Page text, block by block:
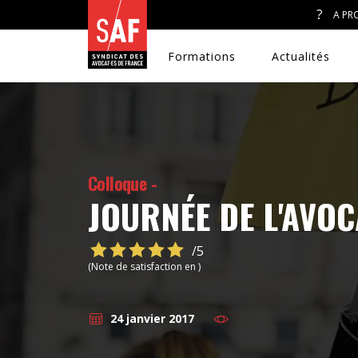
A
Formations Actualités
CONGRÈS DU SAF
DÉFENSE PÉNALE
Colloque -
JOURNÉE DE
/5
(Note de satisfaction en )
24 janvier 2017